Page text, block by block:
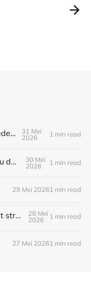
31 Mei - Vrede van bo, vrede vir my
31 Mei
2026
1 min read
30 Mei - Pla jou gewete jou darem nog?
30 Mei
2026
1 min read
29 Mei 20261 min read
28 Mei - Wat binne is moet straal na buite
28 Mei
2026
1 min read
27 Mei 20261 min read